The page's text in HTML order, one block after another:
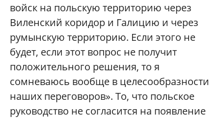
войск на польскую территорию через
Виленский коридор и Галицию и через
румынскую территорию. Если этого не
будет, если этот вопрос не получит
положительного решения, то я
сомневаюсь вообще в целесообразности
наших переговоров». То, что польское
руководство не согласится на появление